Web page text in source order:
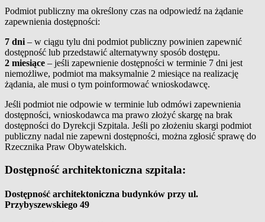
Podmiot publiczny ma określony czas na odpowiedź na żądanie
zapewnienia dostępności:
7 dni – w ciągu tylu dni podmiot publiczny powinien zapewnić
dostępność lub przedstawić alternatywny sposób dostępu.
2 miesiące – jeśli zapewnienie dostępności w terminie 7 dni jest
niemożliwe, podmiot ma maksymalnie 2 miesiące na realizację
żądania, ale musi o tym poinformować wnioskodawcę.
Jeśli podmiot nie odpowie w terminie lub odmówi zapewnienia
dostępności, wnioskodawca ma prawo złożyć skargę na brak
dostępności do Dyrekcji Szpitala. Jeśli po złożeniu skargi podmiot
publiczny nadal nie zapewni dostępności, można zgłosić sprawę do
Rzecznika Praw Obywatelskich.
Dostępność architektoniczna szpitala:
Dostępność architektoniczna budynków przy ul.
Przybyszewskiego 49